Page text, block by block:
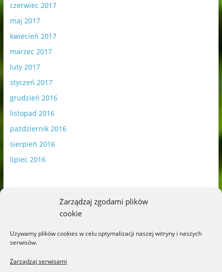
Zarządzaj zgodami plików
cookie
Używamy plików cookies w celu optymalizacji naszej witryny i naszych
serwisów.
Zarządzaj serwisami
czerwiec 2017
maj 2017
kwiecień 2017
marzec 2017
luty 2017
styczeń 2017
grudzień 2016
listopad 2016
październik 2016
sierpień 2016
lipiec 2016